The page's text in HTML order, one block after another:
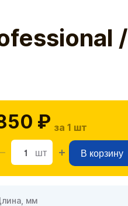
/
₽ за 1 шт
шт В корзину
мм